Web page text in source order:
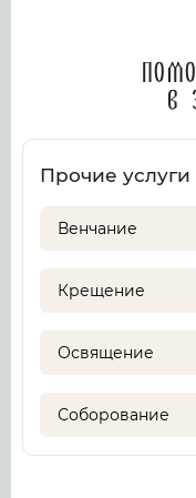
в
Прочие услуги
Венчание
Крещение
Освящение
Соборование